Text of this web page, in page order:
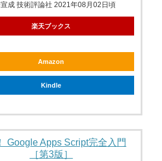
成 技術評論社 2021年08月02日頃
楽天ブックス
Amazon
Kindle
Google Apps Script完全入門
［第3版］